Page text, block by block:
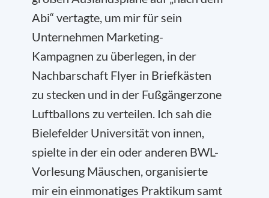
Abi“ vertagte, um mir für sein
Unternehmen Marketing-
Kampagnen zu überlegen, in der
Nachbarschaft Flyer in Briefkästen
zu stecken und in der Fußgängerzone
Luftballons zu verteilen. Ich sah die
Bielefelder Universität von innen,
spielte in der ein oder anderen BWL-
Vorlesung Mäuschen, organisierte
mir ein einmonatiges Praktikum samt